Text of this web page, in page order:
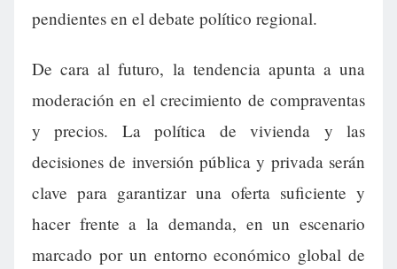
pendientes en el debate político regional.
De cara al futuro, la tendencia apunta a una
moderación en el crecimiento de compraventas
y precios. La política de vivienda y las
decisiones de inversión pública y privada serán
clave para garantizar una oferta suficiente y
hacer frente a la demanda, en un escenario
marcado por un entorno económico global de